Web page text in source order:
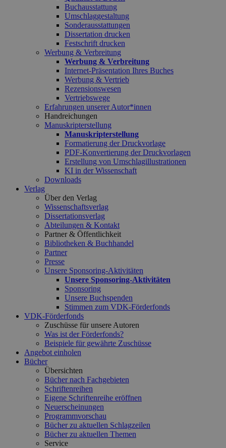
Buchausstattung
Umschlaggestaltung
Sonderausstattungen
Dissertation drucken
Festschrift drucken
Werbung & Verbreitung
Werbung & Verbreitung
Internet-Präsentation Ihres Buches
Werbung & Vertrieb
Rezensionswesen
Vertriebswege
Erfahrungen unserer Autor*innen
Handreichungen
Manuskripterstellung
Manuskripterstellung
Formatierung der Druckvorlage
PDF-Konvertierung der Druckvorlagen
Erstellung von Umschlagillustrationen
KI in der Wissenschaft
Downloads
Verlag
Über den Verlag
Wissenschaftsverlag
Dissertationsverlag
Abteilungen & Kontakt
Partner & Öffentlichkeit
Bibliotheken & Buchhandel
Partner
Presse
Unsere Sponsoring-Aktivitäten
Unsere Sponsoring-Aktivitäten
Sponsoring
Unsere Buchspenden
Stimmen zum VDK-Förderfonds
VDK-Förderfonds
Zuschüsse für unsere Autoren
Was ist der Förderfonds?
Beispiele für gewährte Zuschüsse
Angebot einholen
Bücher
Übersichten
Bücher nach Fachgebieten
Schriftenreihen
Eigene Schriftenreihe eröffnen
Neuerscheinungen
Programmvorschau
Bücher zu aktuellen Schlagzeilen
Bücher zu aktuellen Themen
Service